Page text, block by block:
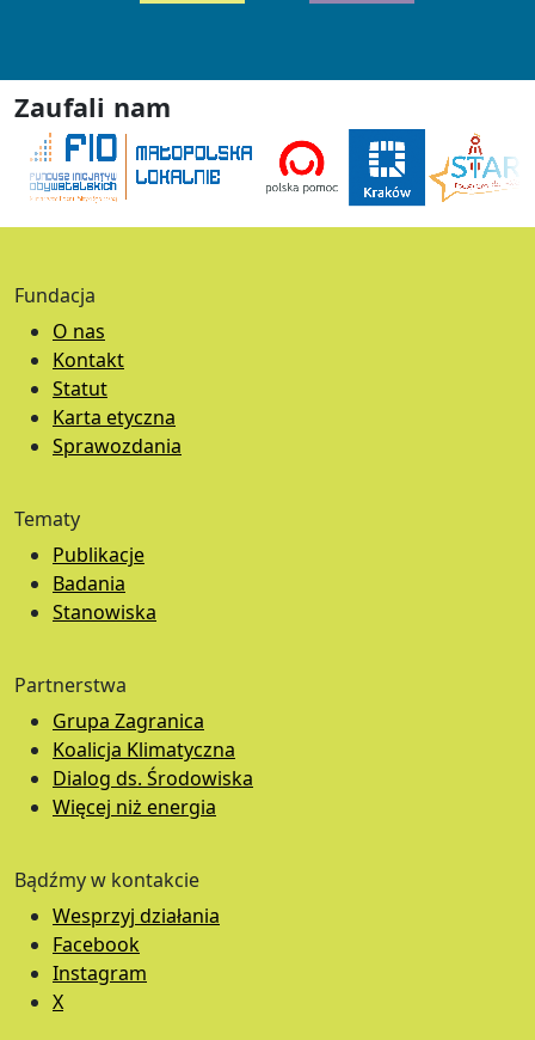
Zaufali nam
Fundacja
O nas
Kontakt
Statut
Karta etyczna
Sprawozdania
Tematy
Publikacje
Badania
Stanowiska
Partnerstwa
Grupa Zagranica
Koalicja Klimatyczna
Dialog ds. Środowiska
Więcej niż energia
Bądźmy w kontakcie
Wesprzyj działania
Facebook
Instagram
X